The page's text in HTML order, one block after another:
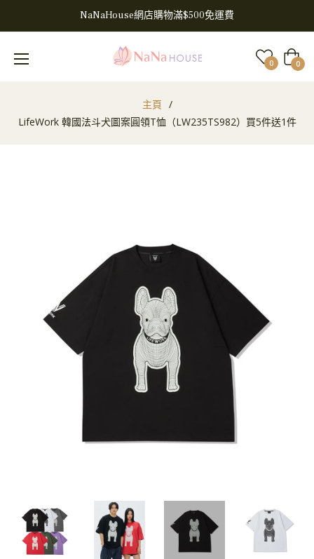
NaNaHouse網店購物滿$500免運費
0 大
車 0
主頁 /
LifeWork 韓國法斗犬圖案圓領T恤（LW235TS982）買5件送1件